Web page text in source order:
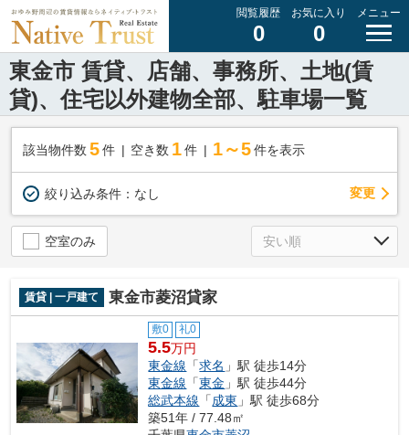
閲覧履歴
0
お気に入り
0
メニュー
東金市 賃貸、店舗、事務所、土地(賃
貸)、住宅以外建物全部、駐車場一覧
該当物件数 5件 空き数 1 件 1～5 件を表示
絞り込み条件： なし 変更
空室のみ
賃貸 | 一戸建て 東金市菱沼貸家
敷0 礼0
5.5万円
東金線 「求名 」駅 徒歩14分
東金線 「東金 」駅 徒歩44分
総武本線 「成東 」駅 徒歩68分
築51年 / 77.48㎡